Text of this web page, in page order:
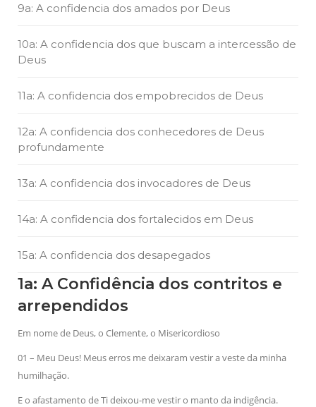
9a: A confidencia dos amados por Deus
10a: A confidencia dos que buscam a intercessão de
Deus
11a: A confidencia dos empobrecidos de Deus
12a: A confidencia dos conhecedores de Deus
profundamente
13a: A confidencia dos invocadores de Deus
14a: A confidencia dos fortalecidos em Deus
15a: A confidencia dos desapegados
1a: A Confidência dos contritos e
arrependidos
Em nome de Deus, o Clemente, o Misericordioso
01 – Meu Deus! Meus erros me deixaram vestir a veste da minha
humilhação.
E o afastamento de Ti deixou-me vestir o manto da indigência.